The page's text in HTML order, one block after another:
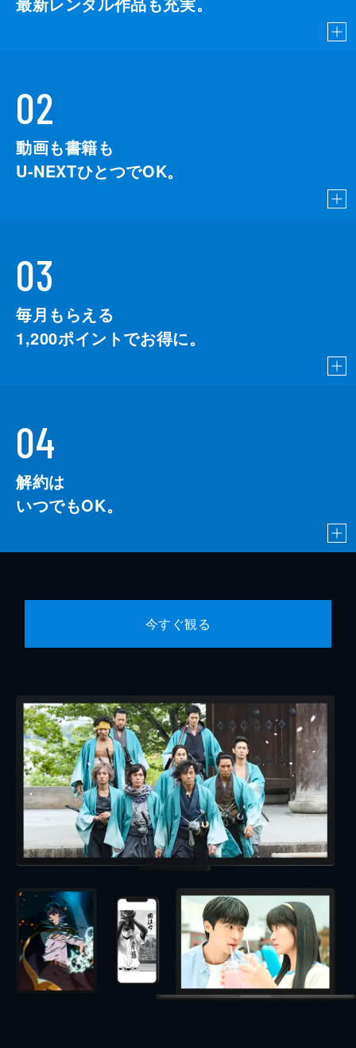
02
動画も書籍も
U-NEXTひとつでOK。
03
毎月もらえる
1,200ポイントでお得に。
04
解約は
いつでもOK。
今すぐ観る